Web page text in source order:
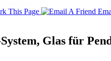
This Page
Glas für